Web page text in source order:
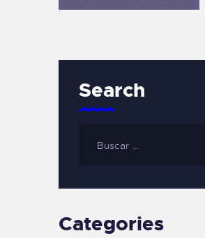
Search
Categories